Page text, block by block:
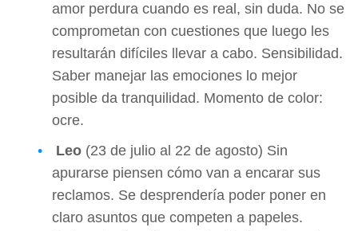
amor perdura cuando es real, sin duda. No se
comprometan con cuestiones que luego les
resultarán difíciles llevar a cabo. Sensibilidad.
Saber manejar las emociones lo mejor
posible da tranquilidad. Momento de color:
ocre.
Leo (23 de julio al 22 de agosto) Sin
apurarse piensen cómo van a encarar sus
reclamos. Se desprendería poder poner en
claro asuntos que competen a papeles.